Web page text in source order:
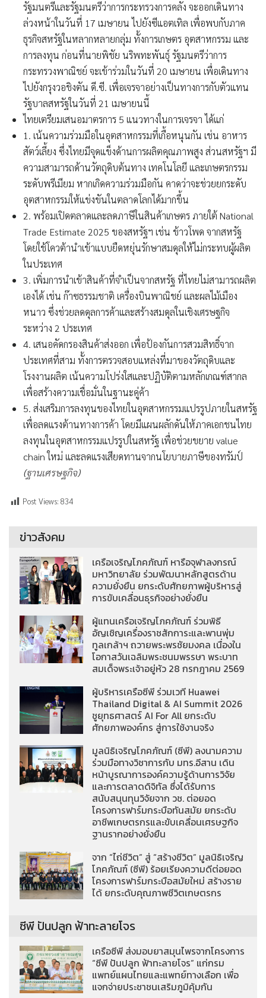
รัฐมนตรีและรัฐมนตรีว่าการกระทรวงการคลัง จะออกเดินทาง
ล่วงหน้าในวันที่ 17 เมษายน ไปยังซีแอตเทิล เพื่อพบกับภาค
ธุรกิจสหรัฐในหลากหลายกลุ่ม ทั้งการเกษตร อุตสาหกรรม และ
การลงทุน ก่อนที่นายพิชัย นริพทะพันธุ์ รัฐมนตรีว่าการ
กระทรวงพาณิชย์ จะเข้าร่วมในวันที่ 20 เมษายน เพื่อเดินทาง
ไปยังกรุงวอชิงตัน ดี.ซี. เพื่อเจรจาอย่างเป็นทางการกับตัวแทน
รัฐบาลสหรัฐในวันที่ 21 เมษายนนี้
ไทยเตรียมเสนอมาตรการ 5 แนวทางในการเจรจา ได้แก่
1. เน้นความร่วมมือในอุตสาหกรรมที่เกื้อหนุนกัน เช่น อาหาร
สัตว์เลี้ยง ซึ่งไทยมีจุดแข็งด้านการผลิตคุณภาพสูง ส่วนสหรัฐฯ มี
ความสามารถด้านวัตถุดิบต้นทาง เทคโนโลยี และเกษตรกรรม
ระดับพรีเมียม หากเกิดความร่วมมือกัน คาดว่าจะช่วยยกระดับ
อุตสาหกรรมให้แข่งขันในตลาดโลกได้มากขึ้น
2. พร้อมเปิดตลาดและลดภาษีในสินค้าเกษตร ภายใต้ National
Trade Estimate 2025 ของสหรัฐฯ เช่น ข้าวโพด จากสหรัฐ
โดยใช้โควต้านำเข้าแบบยืดหยุ่นรักษาสมดุลให้ไม่กระทบผู้ผลิต
ในประเทศ
3. เพิ่มการนำเข้าสินค้าที่จำเป็นจากสหรัฐ ที่ไทยไม่สามารถผลิต
เองได้ เช่น ก๊าซธรรมชาติ เครื่องบินพาณิชย์ และผลไม้เมือง
หนาว ซึ่งช่วยลดดุลการค้าและสร้างสมดุลในเชิงเศรษฐกิจ
ระหว่าง 2 ประเทศ
4. เสนอคัดกรองสินค้าส่งออก เพื่อป้องกันการสวมสิทธิ์จาก
ประเทศที่สาม ทั้งการตรวจสอบแหล่งที่มาของวัตถุดิบและ
โรงงานผลิต เน้นความโปร่งใสและปฏิบัติตามหลักเกณฑ์สากล
เพื่อสร้างความเชื่อมั่นในฐานะคู่ค้า
5. ส่งเสริมการลงทุนของไทยในอุตสาหกรรมแปรรูปภายในสหรัฐ
เพื่อลดแรงต้านทางการค้า โดยมีแผนผลักดันให้ภาคเอกชนไทย
ลงทุนในอุตสาหกรรมแปรรูปในสหรัฐ เพื่อช่วยขยาย value
chain ใหม่ และลดแรงเสียดทานจากนโยบายภาษีของทรัมป์
(ฐานเศรษฐกิจ)
Post Views: 834
ข่าวสังคม
เครือเจริญโภคภัณฑ์ หารือจุฬาลงกรณ์
มหาวิทยาลัย ร่วมพัฒนาหลักสูตรด้าน
ความยั่งยืน ยกระดับศักยภาพผู้บริหารสู่
การขับเคลื่อนธุรกิจอย่างยั่งยืน
ผู้แทนเครือเจริญโภคภัณฑ์ ร่วมพิธี
อัญเชิญเครื่องราชสักการะและพานพุ่ม
ทูลเกล้าฯ ถวายพระพรชัยมงคล เนื่องใน
โอกาสวันเฉลิมพระชนมพรรษา พระบาท
สมเด็จพระเจ้าอยู่หัว 28 กรกฎาคม 2569
ผู้บริหารเครือซีพี ร่วมเวที Huawei
Thailand Digital & AI Summit 2026
ชูยุทธศาสตร์ AI For All ยกระดับ
ศักยภาพองค์กร สู่การใช้งานจริง
มูลนิธิเจริญโภคภัณฑ์ (ซีพี) ลงนามความ
ร่วมมือทางวิชาการกับ มทร.อีสาน เดิน
หน้าบูรณาการองค์ความรู้ด้านการวิจัย
และการตลาดดิจิทัล ซึ่งได้รับการ
สนับสนุนทุนวิจัยจาก วช. ต่อยอด
โครงการฟาร์มกระบือทันสมัย ยกระดับ
อาชีพเกษตรกรและขับเคลื่อนเศรษฐกิจ
ฐานรากอย่างยั่งยืน
จาก “ไถ่ชีวิต” สู่ “สร้างชีวิต” มูลนิธิเจริญ
โภคภัณฑ์ (ซีพี) ร้อยเรียงความดีต่อยอด
โครงการฟาร์มกระบือสมัยใหม่ สร้างราย
ได้ ยกระดับคุณภาพชีวิตเกษตรกร
ซีพี ปันปลูก ฟ้าทะลายโจร
เครือซีพี ส่งมอบยาสมุนไพรจากโครงการ
“ซีพี ปันปลูก ฟ้าทะลายโจร” แก่กรม
แพทย์แผนไทยและแพทย์ทางเลือก เพื่อ
แจกจ่ายประชาชนเสริมภูมิคุ้มกัน